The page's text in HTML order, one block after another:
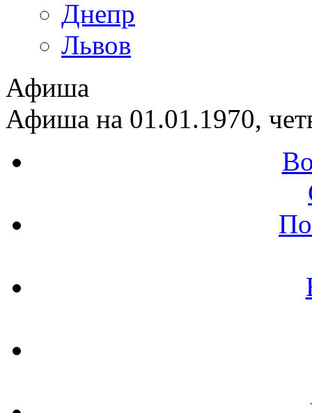
Днепр
Львов
Афиша
Афиша на 01.01.1970,